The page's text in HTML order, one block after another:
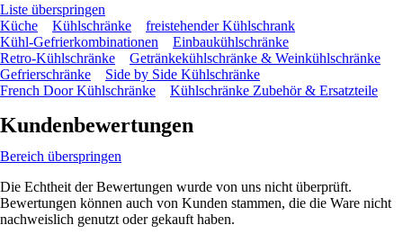
Liste überspringen
Küche
Kühlschränke
freistehender Kühlschrank
Kühl-Gefrierkombinationen
Einbaukühlschränke
Retro-Kühlschränke
Getränkekühlschränke & Weinkühlschränke
Gefrierschränke
Side by Side Kühlschränke
French Door Kühlschränke
Kühlschränke Zubehör & Ersatzteile
Kundenbewertungen
Bereich überspringen
Die Echtheit der Bewertungen wurde von uns nicht überprüft.
Bewertungen können auch von Kunden stammen, die die Ware nicht
nachweislich genutzt oder gekauft haben.